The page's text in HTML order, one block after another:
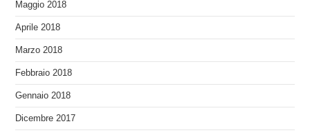
Maggio 2018
Aprile 2018
Marzo 2018
Febbraio 2018
Gennaio 2018
Dicembre 2017